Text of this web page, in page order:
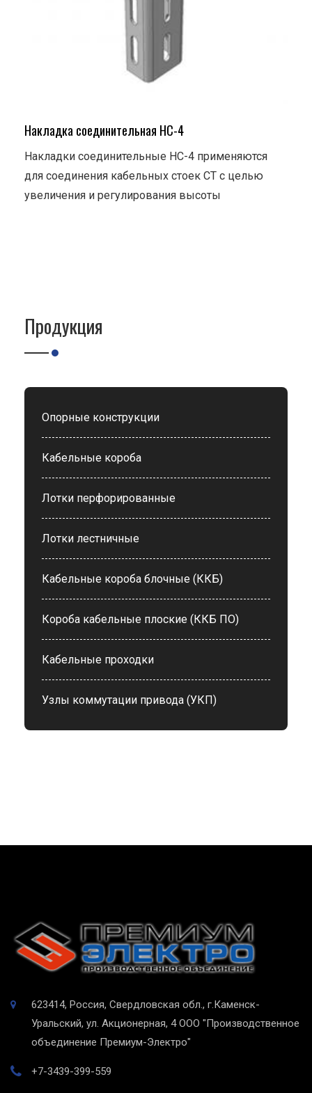
Накладка соединительная НС-4
Накладки соединительные НС-4 применяются
для соединения кабельных стоек СТ с целью
увеличения и регулирования высоты
Продукция
Опорные конструкции
Кабельные короба
Лотки перфорированные
Лотки лестничные
Кабельные короба блочные (ККБ)
Короба кабельные плоские (ККБ ПО)
Кабельные проходки
Узлы коммутации привода (УКП)
623414, Россия, Свердловская обл., г.Каменск-
Уральский, ул. Акционерная, 4 ООО "Производственное
объединение Премиум-Электро"
+7-3439-399-559